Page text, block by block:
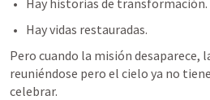
Hay historias de transformación.
Hay vidas restauradas.
Pero cuando la misión desaparece,
reuniéndose pero el cielo ya no
celebrar.